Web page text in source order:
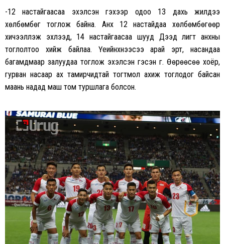
-12 настайгаасаа эхэлсэн гэхээр одоо 13 дахь жилдээ
хөлбөмбөг тоглож байна. Анх 12 настайдаа хөлбөмбөгөөр
хичээллэж эхлээд, 14 настайгаасаа шууд Дээд лигт анхны
тоглолтоо хийж байлаа. Үеийнхнээсээ арай эрт, насандаа
багамдмаар залуудаа тоглож эхэлсэн гэсэн үг. Өөрөөсөө хоёр,
гурван насаар ах тамирчидтай тогтмол ахиж тоглодог байсан
маань надад маш том туршлага болсон.